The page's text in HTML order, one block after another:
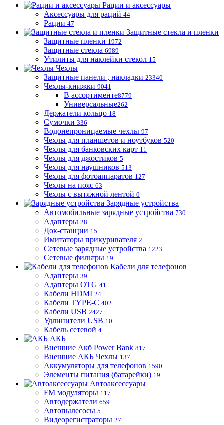
Рации и аксессуары
Аксессуары для раций 44
Рации 47
Защитные стекла и пленки
Защитные пленки 1972
Защитные стекла 6989
Утилиты для наклейки стекол 15
Чехлы
Защитные панели , накладки 23340
Чехлы-книжки 9041
В ассортименте8779
Универсальные262
Держатели кольцо 18
Сумочки 336
Водонепроницаемые чехлы 97
Чехлы для планшетов и ноутбуков 520
Чехлы для банковских карт 11
Чехлы для джостиков 5
Чехлы для наушников 513
Чехлы для фотоаппаратов 127
Чехлы на пояс 63
Чехлы с вытяжной лентой 0
Зарядные устройства
Автомобильные зарядные устройства 730
Адаптеры 28
Док-станции 15
Имитаторы прикуривателя 2
Сетевые зарядные устройства 1223
Сетевые фильтры 19
Кабели для телефонов
Адаптеры 39
Адаптеры OTG 41
Кабели HDMI 24
Кабели TYPE-C 402
Кабели USB 2427
Удлинители USB 10
Кабель сетевой 4
АКБ
Внешние Акб Power Bank 817
Внешние АКБ Чехлы 137
Аккумуляторы для телефонов 1590
Элементы питания (батарейки) 19
Автоаксессуары
FM модуляторы 117
Автодержатели 659
Автопылесосы 5
Видеорегистраторы 27